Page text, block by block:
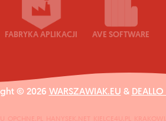
FABRYKA APLIKACJI AVE SOFTWARE
© 2026 WARSZAWIAK.EU &